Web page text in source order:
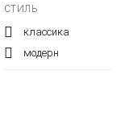
СТИЛЬ
классика
модерн